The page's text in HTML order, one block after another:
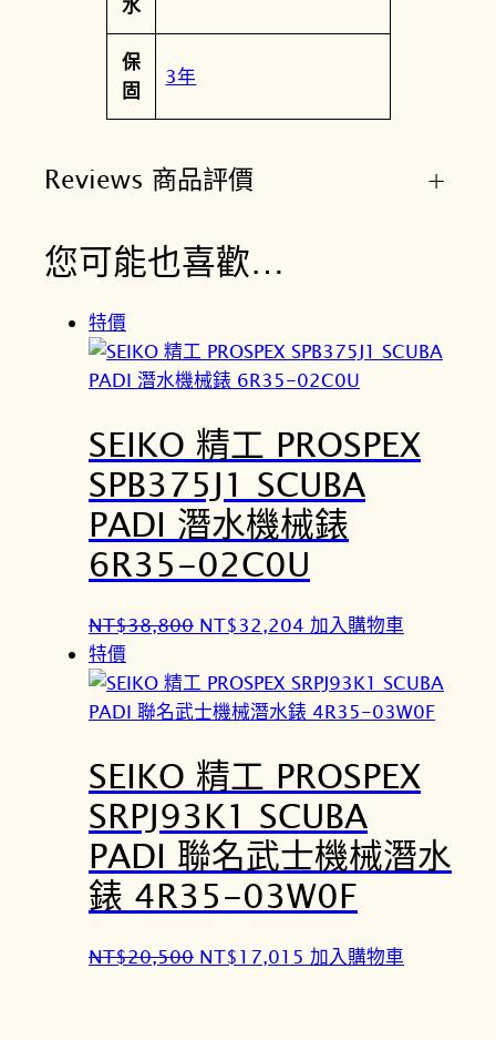
水
保
固
3年
Reviews 商品評價 +
您可能也喜歡…
特價
SEIKO 精工 PROSPEX
SPB375J1 SCUBA
PADI 潛水機械錶
6R35-02C0U
NT$38,800 原
價
格
N
T
$
3
8
,
0
NT$32,204 目
價
格
N
T
$
3
2
,
2
0
加入購物車
特價
SEIKO 精工 PROSPEX
SRPJ93K1 SCUBA
PADI 聯名武士機械潛水
錶 4R35-03W0F
NT$20,500 原
NT$17,015 目
加入購物車